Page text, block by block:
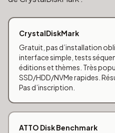
CrystalDiskMark
Gratuit, pas d’installation
interface simple, tests
éditions et thèmes. Très
SSD/HDD/NVMe rapides.
Pas d’inscription.
ATTO Disk Benchmark